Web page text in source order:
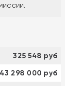
325 548 руб
43 298 000 руб